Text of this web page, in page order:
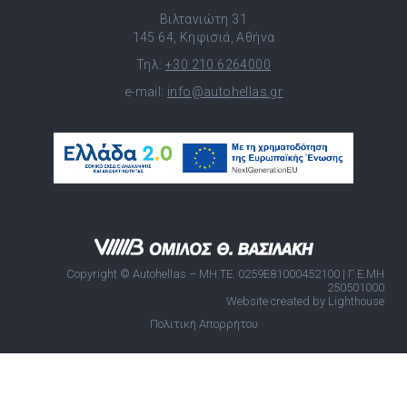
Βιλτανιώτη 31
145 64, Κηφισιά, Αθήνα
Τηλ: +30 210 6264000
e-mail: info@autohellas.gr
Copyright © Autohellas – ΜΗ.ΤΕ. 0259E81000452100 | Γ.Ε.ΜΗ
250501000
Website created by Lighthouse
Πολιτική Απορρήτου